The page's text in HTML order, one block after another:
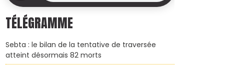
TÉLÉGRAMME
Sebta : le bilan de la tentative de traversée
atteint désormais 82 morts